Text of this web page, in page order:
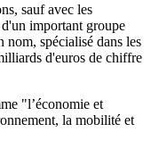
sauf avec les
important groupe
spécialisé dans les
d'euros de chiffre
"l’économie et
la mobilité et